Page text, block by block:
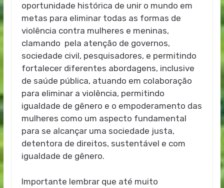
oportunidade histórica de unir o mundo em
metas para eliminar todas as formas de
violência contra mulheres e meninas,
clamando pela atenção de governos,
sociedade civil, pesquisadores, e permitindo
fortalecer diferentes abordagens, inclusive
de saúde pública, atuando em colaboração
para eliminar a violência, permitindo
igualdade de gênero e o empoderamento das
mulheres como um aspecto fundamental
para se alcançar uma sociedade justa,
detentora de direitos, sustentável e com
igualdade de gênero.
Importante lembrar que até muito